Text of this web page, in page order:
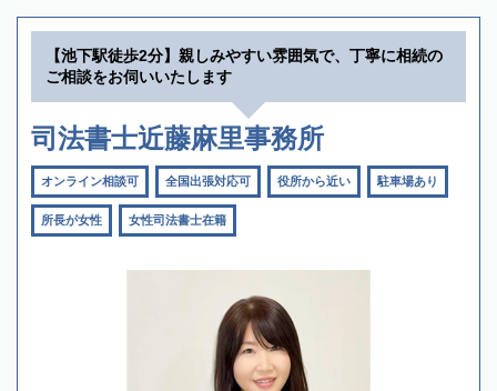
【池下駅徒歩2分】親しみやすい雰囲気で、丁寧に相続の
ご相談をお伺いいたします
司法書士近藤麻里事務所
オンライン相談可 全国出張対応可 役所から近い 駐車場あり
所長が女性 女性司法書士在籍